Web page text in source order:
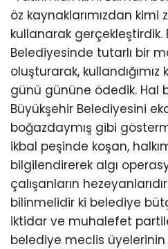
öz kaynaklarımızdan
kullanarak gerçekleştirdik.
Belediyesinde tutarlı bir
oluşturarak, kullandığımız
günü gününe ödedik. Hal
Büyükşehir Belediyesini
boğazdaymış gibi
ikbal peşinde koşan,
bilgilendirerek algı
çalışanların
bilinmelidir ki belediye
iktidar ve muhalefet
belediye meclis üyelerinin